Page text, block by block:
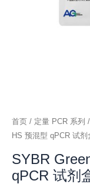
首页 / 定量 PCR 系列 /
HS 预混型 qPCR 试剂
SYBR
qPCR 试剂